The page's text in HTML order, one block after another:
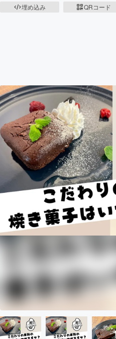
埋め込み
QRコード